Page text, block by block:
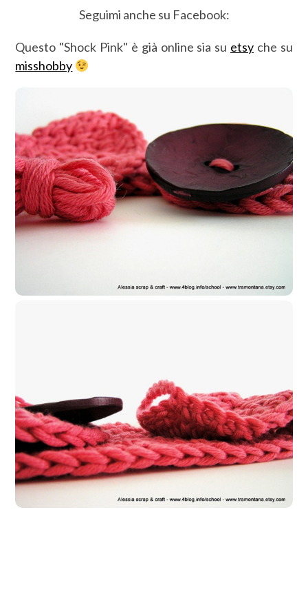
Seguimi anche su Facebook:
Questo "Shock Pink" è già online sia su etsyche su
misshobby